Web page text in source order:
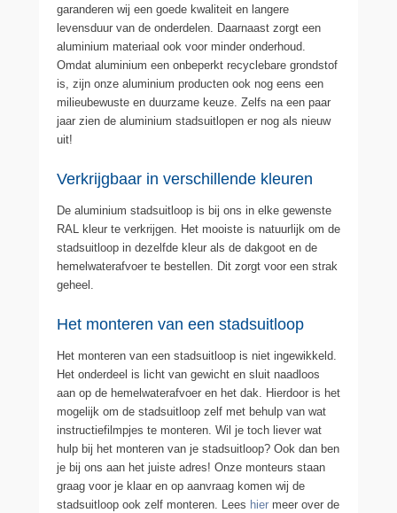
garanderen wij een goede kwaliteit en langere
levensduur van de onderdelen. Daarnaast zorgt een
aluminium materiaal ook voor minder onderhoud.
Omdat aluminium een onbeperkt recyclebare grondstof
is, zijn onze aluminium producten ook nog eens een
milieubewuste en duurzame keuze. Zelfs na een paar
jaar zien de aluminium stadsuitlopen er nog als nieuw
uit!
Verkrijgbaar in verschillende kleuren
De aluminium stadsuitloop is bij ons in elke gewenste
RAL kleur te verkrijgen. Het mooiste is natuurlijk om de
stadsuitloop in dezelfde kleur als de dakgoot en de
hemelwaterafvoer te bestellen. Dit zorgt voor een strak
geheel.
Het monteren van een stadsuitloop
Het monteren van een stadsuitloop is niet ingewikkeld.
Het onderdeel is licht van gewicht en sluit naadloos
aan op de hemelwaterafvoer en het dak. Hierdoor is het
mogelijk om de stadsuitloop zelf met behulp van wat
instructiefilmpjes te monteren. Wil je toch liever wat
hulp bij het monteren van je stadsuitloop? Ook dan ben
je bij ons aan het juiste adres! Onze monteurs staan
graag voor je klaar en op aanvraag komen wij de
stadsuitloop ook zelf monteren. Lees hier meer over de